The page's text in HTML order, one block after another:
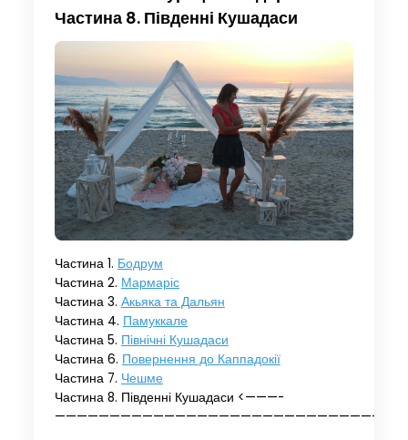
Частина 8. Південні Кушадаси
Частина 1. Бодрум
Частина 2. Мармаріс
Частина 3. Акьяка та Дальян
Частина 4. Памуккале
Частина 5. Північні Кушадаси
Частина 6. Повернення до Каппадокії
Частина 7. Чешме
Частина 8. Південні Кушадаси <———-
—————————————————————————————-